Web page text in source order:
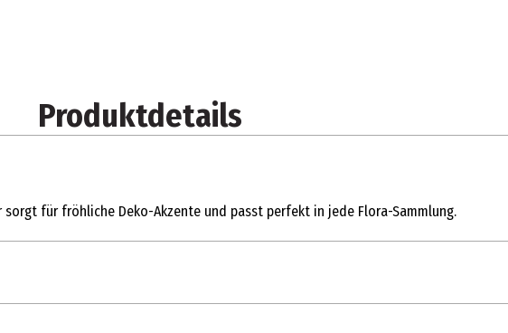
Produktdetails
sorgt für fröhliche Deko-Akzente und passt perfekt in jede Flora-Sammlung.